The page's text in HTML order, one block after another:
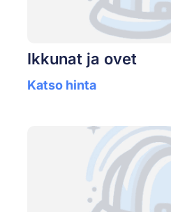
Ikkunat ja ovet
Katso hinta